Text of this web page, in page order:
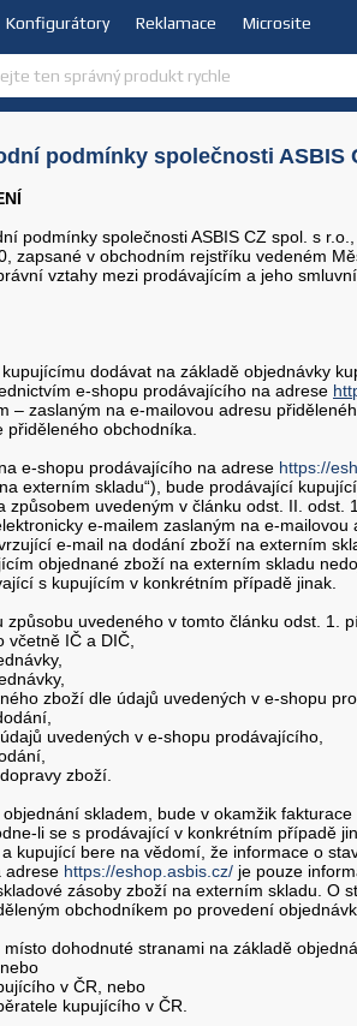
Konfigurátory Reklamace Microsite
podmínky společnosti ASBIS
podmínky společnosti ASBIS CZ spol. s
zapsané v obchodním rejstříku vedeném
vztahy mezi prodávajícím a jeho
dodávat na základě objednávky
e-shopu prodávajícího na adrese
– zaslaným na e-mailovou adresu
přiděleného obchodníka.
e-shopu prodávajícího na adrese https://
externím skladu“), bude prodávající
způsobem uvedeným v článku odst. II. odst.
e-mailem zaslaným na e-
e-mail na dodání zboží na externím
objednané zboží na externím skladu
s kupujícím v konkrétním případě jinak.
způsobu uvedeného v tomto článku odst. 1.
IČ a DIČ,
zboží dle údajů uvedených v e-shopu
uvedených v e-shopu prodávajícího,
zboží.
skladem, bude v okamžik
li se s prodávající v konkrétním případě
kupující bere na vědomí, že informace o
adrese https://eshop.asbis.cz/ je pouze
zásoby zboží na externím skladu. O
obchodníkem po provedení
dohodnuté stranami na základě
v ČR, nebo
kupujícího v ČR.